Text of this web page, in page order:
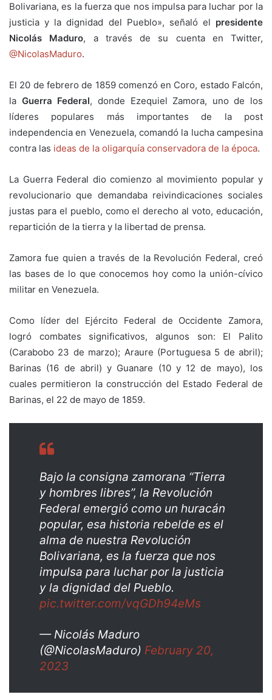
Bolivariana, es la fuerza que nos impulsa para luchar por la
justicia y la dignidad del Pueblo», señaló el presidente
Nicolás Maduro, a través de su cuenta en Twitter,
@NicolasMaduro.
El 20 de febrero de 1859 comenzó en Coro, estado Falcón,
la Guerra Federal, donde Ezequiel Zamora, uno de los
líderes populares más importantes de la post
independencia en Venezuela, comandó la lucha campesina
contra las ideas de la oligarquía conservadora de la época.
La Guerra Federal dio comienzo al movimiento popular y
revolucionario que demandaba reivindicaciones sociales
justas para el pueblo, como el derecho al voto, educación,
repartición de la tierra y la libertad de prensa.
Zamora fue quien a través de la Revolución Federal, creó
las bases de lo que conocemos hoy como la unión-cívico
militar en Venezuela.
Como líder del Ejército Federal de Occidente Zamora,
logró combates significativos, algunos son: El Palito
(Carabobo 23 de marzo); Araure (Portuguesa 5 de abril);
Barinas (16 de abril) y Guanare (10 y 12 de mayo), los
cuales permitieron la construcción del Estado Federal de
Barinas, el 22 de mayo de 1859.
Bajo la consigna zamorana “Tierra
y hombres libres”, la Revolución
Federal emergió como un huracán
popular, esa historia rebelde es el
alma de nuestra Revolución
Bolivariana, es la fuerza que nos
impulsa para luchar por la justicia
y la dignidad del Pueblo.
pic.twitter.com/vqGDh94eMs
— Nicolás Maduro
(@NicolasMaduro) February 20,
2023